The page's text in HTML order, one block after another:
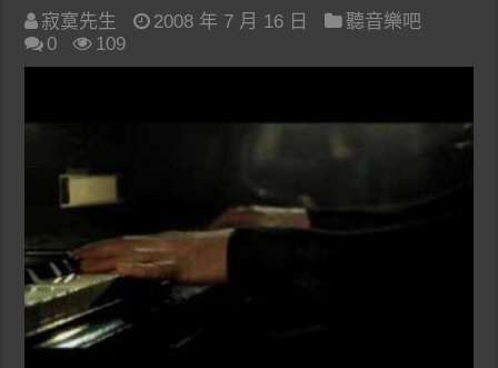
寂寞先生 2008 年 7 月 16 日
聽音樂吧
0
109